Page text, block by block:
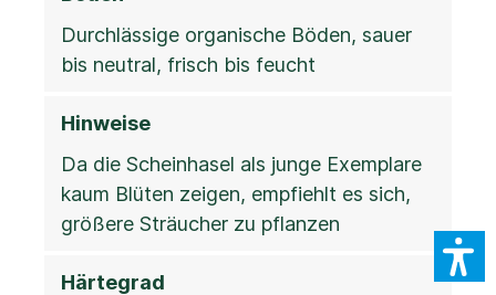
Durchlässige organische Böden, sauer
bis neutral, frisch bis feucht
Hinweise
Da die Scheinhasel als junge Exemplare
kaum Blüten zeigen, empfiehlt es sich,
größere Sträucher zu pflanzen
Härtegrad